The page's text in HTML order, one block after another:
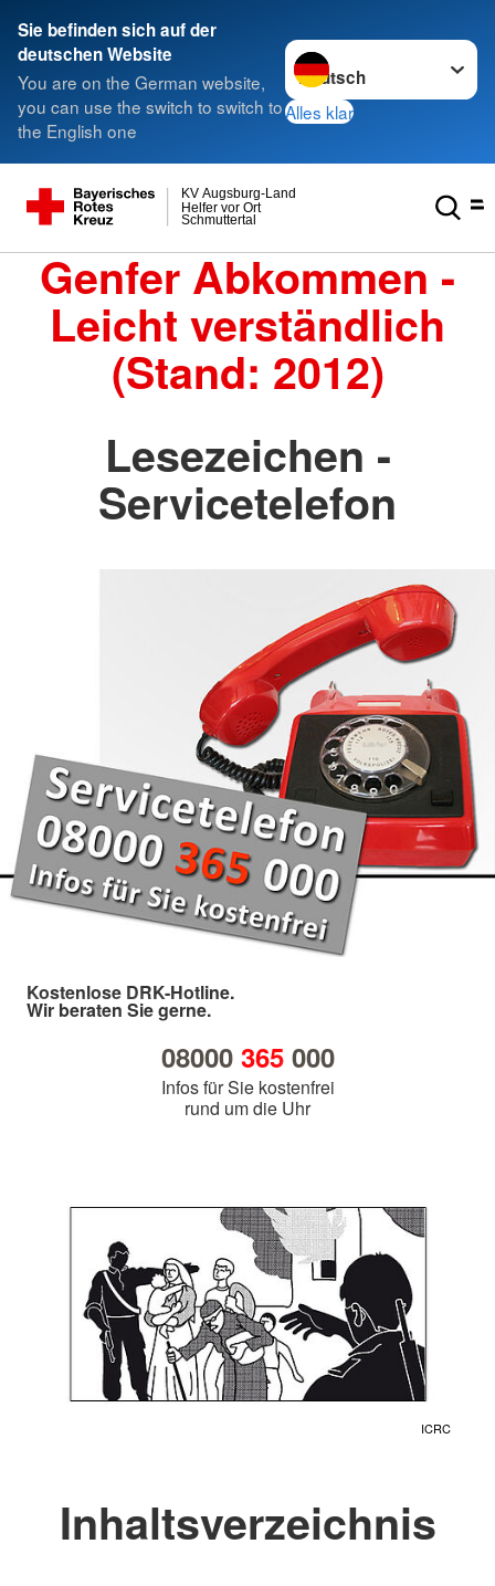
Sie befinden sich auf der
deutschen Website
You are on the German website,
you can use the switch to switch to
the English one
Sprache wechseln zu
Alles klar
Schmuttertal
Helfer vor Ort
KV Augsburg-Land
Genfer Abkommen -
Leicht verständlich
(Stand: 2012)
Lesezeichen -
Servicetelefon
Kostenlose DRK-Hotline.
Wir beraten Sie gerne.
08000 365000
Infos für Sie kostenfrei
rund um die Uhr
ICRC
Inhaltsverzeichnis